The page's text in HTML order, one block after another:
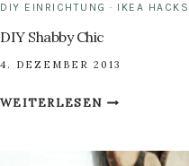
DIY EINRICHTUNG · IKEA HACKS
DIY Shabby Chic
4. DEZEMBER 2013
WEITERLESENDIY